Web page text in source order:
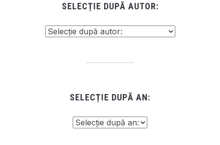
SELECȚIE DUPĂ AUTOR:
SELECȚIE DUPĂ AN: